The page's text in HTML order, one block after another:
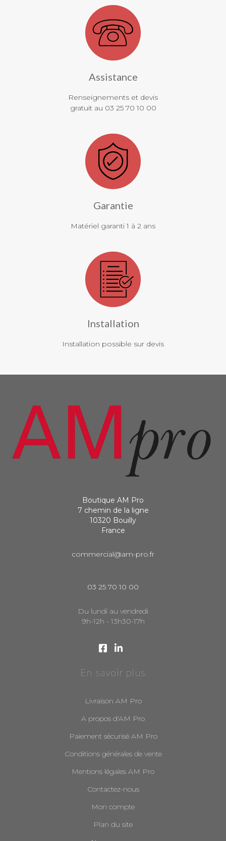
Assistance
Renseignements et devis
gratuit au 03 25 70 10 00
Garantie
Matériel garanti 1 à 2 ans
Installation
Installation possible sur devis
Boutique AM Pro
7 chemin de la ligne
10320 Bouilly
France
commercial@am-pro.fr
03 25 70 10 00
Du lundi au vendredi
9h-12h - 13h30-17h
En savoir plus
Livraison AM Pro
A propos d'AM Pro
Paiement sécurisé AM Pro
Conditions générales de vente
Mentions légales AM Pro
Contactez-nous
Mon compte
Plan du site